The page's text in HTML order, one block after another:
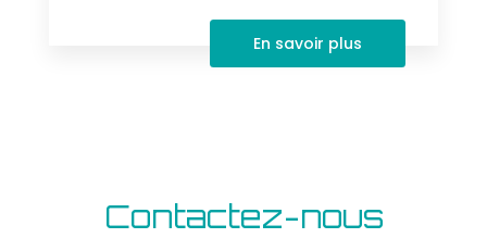
En savoir plus
Contactez-nous